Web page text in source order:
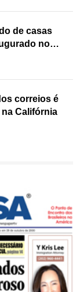
de casas
no
correios é
Califórnia